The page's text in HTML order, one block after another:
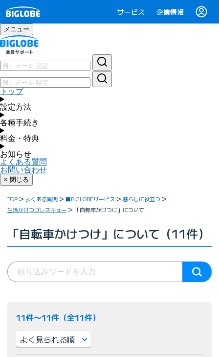
サービス 企業情報
メニュー
トップ
設定方法
各種手続き
料金・特典
お知らせ
よくある質問
お問い合わせ
× 閉じる
TOP よくある質問 ■BIGLOBEサービス
暮らしに役立つ
生活かけつけレスキュー
「自転車かけつけ」について
「自転車かけつけ」について（11件）
11件〜11件（全11件）